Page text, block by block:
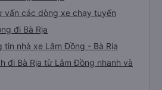
vấn các dòng xe chạy tuyến
đi Bà Rịa
tin nhà xe Lâm Đồng - Bà Rịa
đi Bà Rịa từ Lâm Đồng nhanh và